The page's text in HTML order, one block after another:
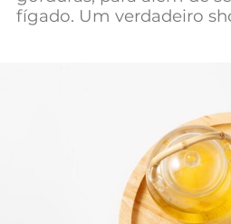
Mundial 2026
fígado. Um verdadeiro